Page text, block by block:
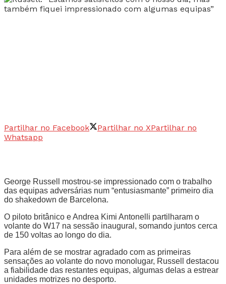
Partilhar no Facebook Partilhar no XPartilhar no
Whatsapp
George Russell mostrou-se impressionado com o trabalho
das equipas adversárias num “entusiasmante” primeiro dia
do shakedown de Barcelona.
O piloto britânico e Andrea Kimi Antonelli partilharam o
volante do W17 na sessão inaugural, somando juntos cerca
de 150 voltas ao longo do dia.
Para além de se mostrar agradado com as primeiras
sensações ao volante do novo monolugar, Russell destacou
a fiabilidade das restantes equipas, algumas delas a estrear
unidades motrizes no desporto.